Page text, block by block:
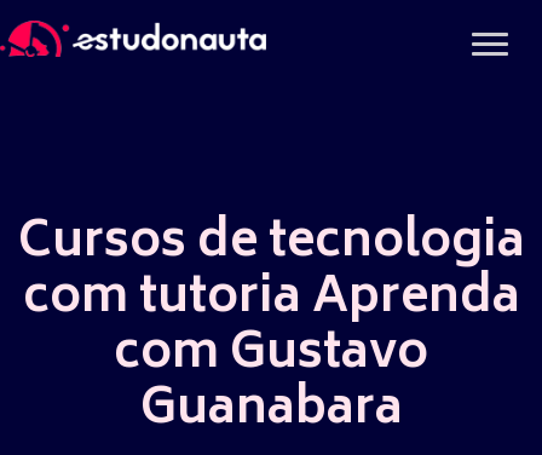
para
Cursos de tecnologia
com tutoria Aprenda
com Gustavo
Guanabara